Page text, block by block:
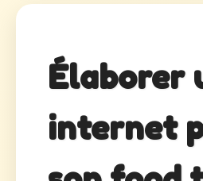
Élaborer
internet